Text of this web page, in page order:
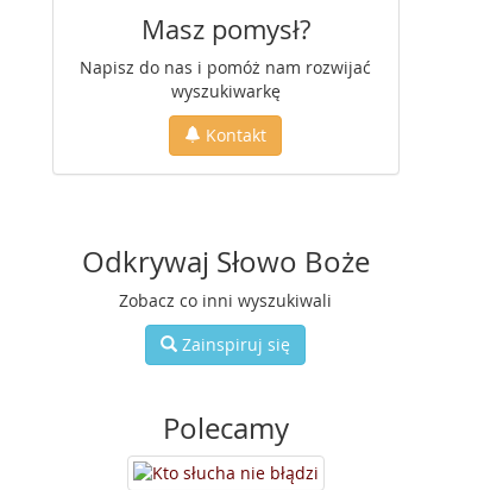
Masz pomysł?
Napisz do nas i pomóż nam rozwijać
wyszukiwarkę
Kontakt
Odkrywaj Słowo Boże
Zobacz co inni wyszukiwali
Zainspiruj się
Polecamy